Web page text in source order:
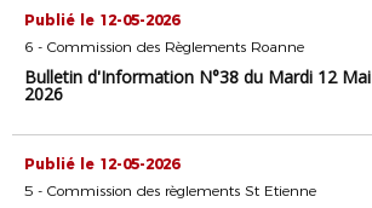
Publié le 12-05-2026
6 - Commission des Règlements Roanne
Bulletin d'Information N°38 du Mardi 12 Mai
2026
Publié le 12-05-2026
5 - Commission des règlements St Etienne